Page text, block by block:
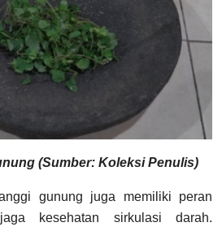
(Sumber: Koleksi Penulis)
gunung juga memiliki peran
kesehatan sirkulasi darah.